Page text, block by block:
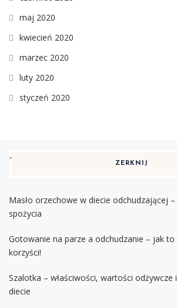
maj 2020
kwiecień 2020
marzec 2020
luty 2020
styczeń 2020
ZERKNIJ
Masło orzechowe w diecie odchudzającej
spożycia
Gotowanie na parze a odchudzanie – jak to
korzyści!
Szalotka – właściwości, wartości
diecie